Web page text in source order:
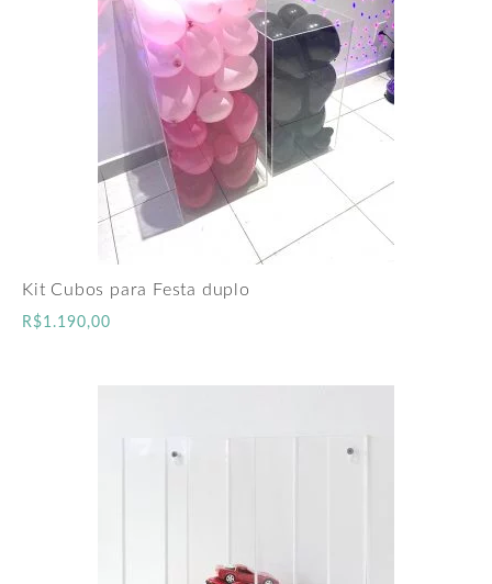
Kit Cubos para Festa duplo
R$1.190,00